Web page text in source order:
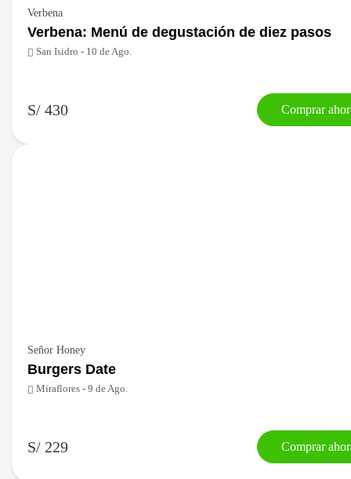
Verbena
Verbena: Menú de degustación de diez pasos
San Isidro - 10 de Ago.
S/ 430 Comprar
Señor Honey
Burgers Date
Miraflores - 9 de Ago.
S/ 229 Comprar